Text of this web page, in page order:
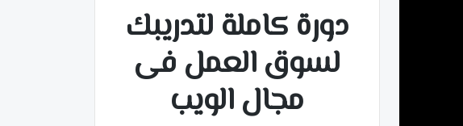
دورة كاملة لتدريبك
لسوق العمل فى
مجال الويب